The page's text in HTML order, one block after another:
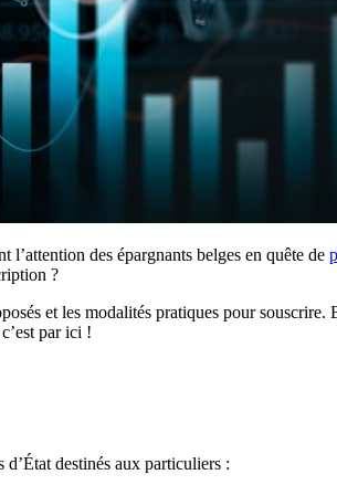
des épargnants belges en quête de
?
et les modalités pratiques pour souscrire.
par ici !
destinés aux particuliers :